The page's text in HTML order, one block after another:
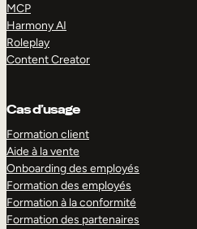
MCP
Harmony AI
Roleplay
Content Creator
Cas d’usage
Formation client
Aide à la vente
Onboarding des employés
Formation des employés
Formation à la conformité
Formation des partenaires